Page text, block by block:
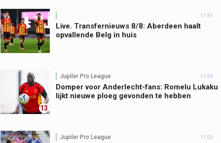
17:45
Live. Transfernieuws 8/8: Aberdeen haalt
opvallende Belg in huis
13
Jupiler Pro League 17:30
Domper voor Anderlecht-fans: Romelu Lukaku
lijkt nieuwe ploeg gevonden te hebben
Jupiler Pro League 17:00